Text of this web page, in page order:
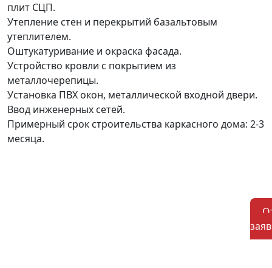
плит СЦП.
Утепление стен и перекрытий базальтовым
утеплителем.
Оштукатуривание и окраска фасада.
Устройство кровли с покрытием из
металлочерепицы.
Установка ПВХ окон, металлической входной двери.
Ввод инженерных сетей.
Примерный срок строительства каркасного дома: 2-3
месяца.